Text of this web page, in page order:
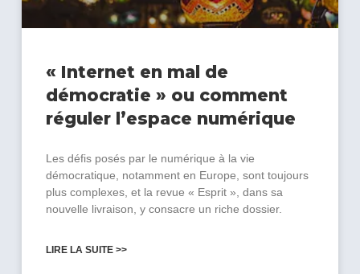
« Internet en mal de
démocratie » ou comment
réguler l’espace numérique
Les défis posés par le numérique à la vie
démocratique, notamment en Europe, sont toujours
plus complexes, et la revue « Esprit », dans sa
nouvelle livraison, y consacre un riche dossier.
LIRE LA SUITE >>